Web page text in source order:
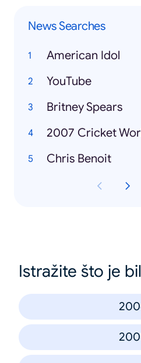
News Searches
American Idol
YouTube
Britney Spears
Chris Benoit
Istražite što je